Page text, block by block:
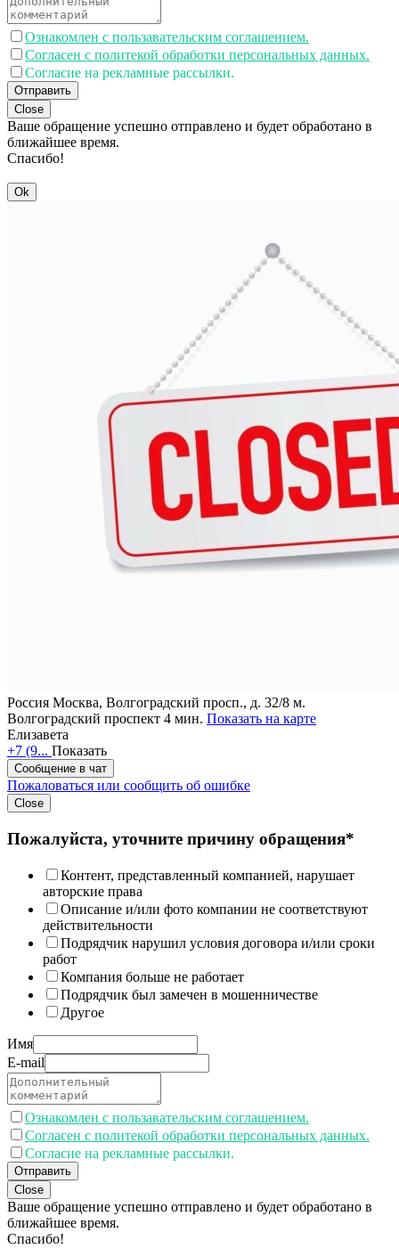
Ознакомлен с пользавательским соглашением.
Согласен с политекой обработки персональных данных.
Согласие на рекламные рассылки.
Отправить
Close
Ваше обращение успешно отправлено и будет обработано в
ближайшее время.
Спасибо!
Ok
Россия Москва, Волгоградский просп., д. 32/8 м.
Волгоградский проспект 4 мин. Показать на карте
Елизавета
+7 (9... Показать
Сообщение в чат
Пожаловаться или сообщить об ошибке
Close
Пожалуйста, уточните причину обращения*
Контент, представленный компанией, нарушает
авторские права
Описание и/или фото компании не соответствуют
действительности
Подрядчик нарушил условия договора и/или сроки
работ
Компания больше не работает
Подрядчик был замечен в мошенничестве
Другое
Имя
E-mail
Ознакомлен с пользавательским соглашением.
Согласен с политекой обработки персональных данных.
Согласие на рекламные рассылки.
Отправить
Close
Ваше обращение успешно отправлено и будет обработано в
ближайшее время.
Спасибо!